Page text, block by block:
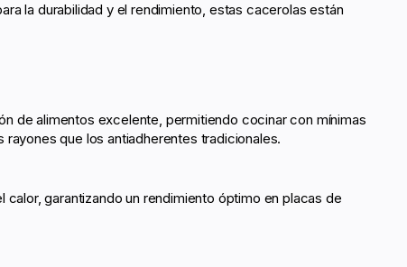
la durabilidad y el rendimiento, estas cacerolas están
de alimentos excelente, permitiendo cocinar con mínimas
que los antiadherentes tradicionales.
garantizando un rendimiento óptimo en placas de